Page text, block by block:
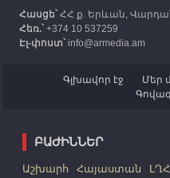
Հասցե՝ՀՀ ք. Երևան,
Հեռ.՝+374 10 537259
Էլ-փոստ՝info@armedia.am
Գլխավոր էջ Մեր
ԲԱԺԻՆՆԵՐ
Աշխարհ Հայաստան ԼՂՀ